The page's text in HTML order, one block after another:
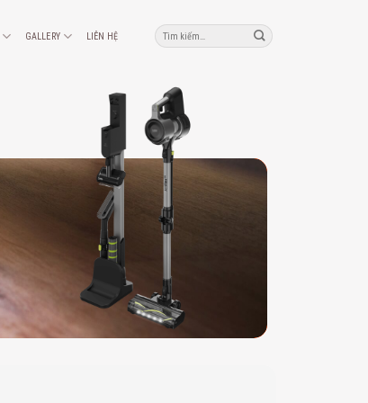
GALLERY LIÊN HỆ
Tìm
kiếm: